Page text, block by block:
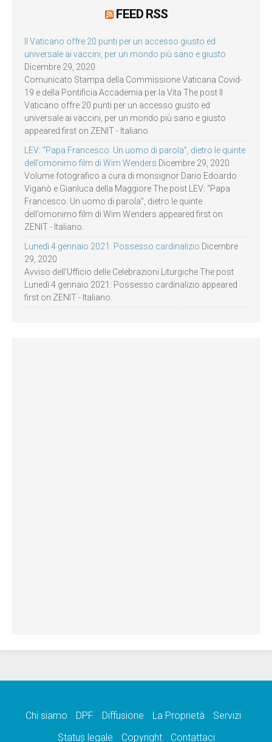
FEED RSS
Il Vaticano offre 20 punti per un accesso giusto ed
universale ai vaccini, per un mondo più sano e giusto
Dicembre 29, 2020
Comunicato Stampa della Commissione Vaticana Covid-
19 e della Pontificia Accademia per la Vita The post Il
Vaticano offre 20 punti per un accesso giusto ed
universale ai vaccini, per un mondo più sano e giusto
appeared first on ZENIT - Italiano.
LEV: “Papa Francesco. Un uomo di parola”, dietro le quinte
dell’omonimo film di Wim Wenders Dicembre 29, 2020
Volume fotografico a cura di monsignor Dario Edoardo
Viganò e Gianluca della Maggiore The post LEV: “Papa
Francesco. Un uomo di parola”, dietro le quinte
dell’omonimo film di Wim Wenders appeared first on
ZENIT - Italiano.
Lunedì 4 gennaio 2021: Possesso cardinalizio Dicembre
29, 2020
Avviso dell’Ufficio delle Celebrazioni Liturgiche The post
Lunedì 4 gennaio 2021: Possesso cardinalizio appeared
first on ZENIT - Italiano.
Chi siamo DPF Diffusione La Proprietà
Servizi
Status legale
Copyright Contattaci